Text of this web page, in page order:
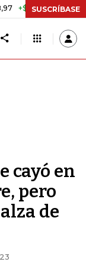
+2,19%
SUSCRÍBASE
cayó en
pero
de